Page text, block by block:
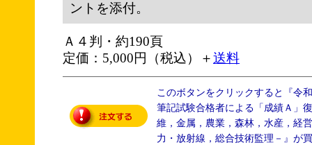
ントを添付。
Ａ４判・約190頁
定価：5,000円（税込）＋送料
このボタンをクリックすると『令
筆記試験合格者による「成績Ａ」
維，金属，農業，森林，水産，経
力・放射線，総合技術監理－』が